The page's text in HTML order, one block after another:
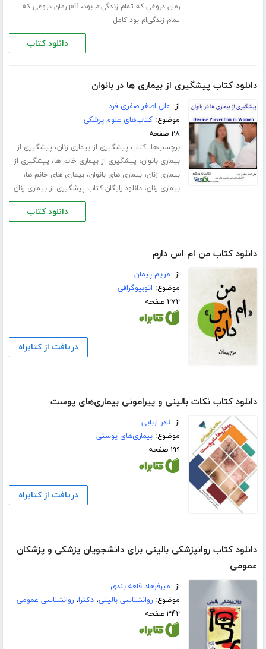
رمان دروغی که تمام زندگی‌ام بود،
pdf رمان دروغی که
تمام زندگی‌ام بود کامل
دانلود کتاب
دانلود کتاب پیشگیری از بیماری ها در بانوان
از: علی اصغر صفری فرد
موضوع:کتاب‌های علوم پزشکی
۲۸ صفحه
برچسب‌ها:کتاب پیشگیری از بیماری زنان، پیشگیری از
بیماری بانوان، پیشگیری از بیماری خانم ها، پیشگیری از
بیماری زنان،بیماری های بانوان،بیماری های خانم ها،
بیماری زنان،دانلود رایگان کتاب پیشگیری از بیماری زنان
دانلود کتاب
دانلود کتاب من ام اس دارم
از: مریم پیمان
موضوع: اتوبیوگرافی
۲۷۲ صفحه
دریافت از کتابراه
دانلود کتاب نکات بالینی و پیرامونی بیماری‌های پوست
از:نادر اربابی
موضوع:بیماری‌های پوستی
۱۹۹ صفحه
دریافت از کتابراه
دانلود کتاب روانپزشکی بالینی برای دانشجویان پزشکی و پزشکان
عمومی
از: میرفرهاد قلعه بندی
موضوع:روانشناسی بالینی،دکترا،روانشناسی عمومی
۳۴۲ صفحه